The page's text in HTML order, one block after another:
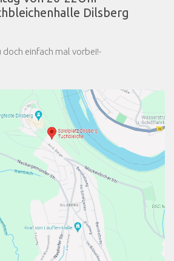
Dilsberg
doch einfach mal vorbei!-